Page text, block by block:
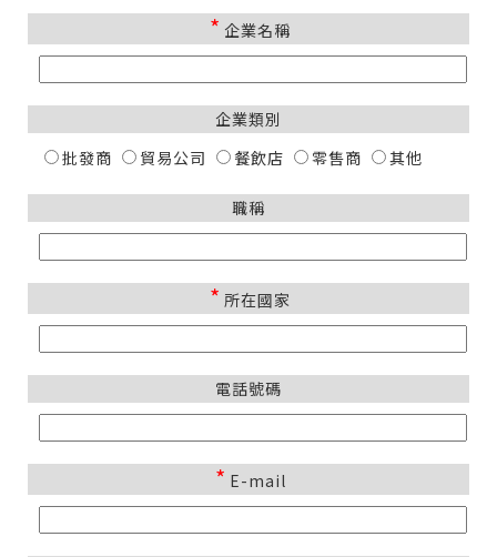
* 企業名稱
企業類別
批發商
貿易公司 餐飲店 零售商 其他
職稱
* 所在國家
電話號碼
* E-mail